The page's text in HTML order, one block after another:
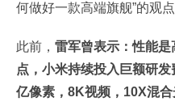
何做好一款高端旗舰”的观点
此前， 雷军曾表示：性能
点，小米持续投入巨额研
亿像素，8K视频，10X混